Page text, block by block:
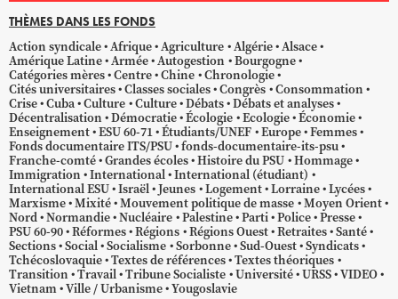
THÈMES DANS LES FONDS
Action syndicale Afrique Agriculture Algérie Alsace
Amérique Latine Armée Autogestion
Bourgogne
Catégories mères Centre Chine Chronologie
Cités universitaires Classes sociales Congrès Consommation
Crise Cuba Culture Culture Débats Débats et analyses
Décentralisation Démocratie Écologie Ecologie Économie
Enseignement ESU 60-71 Étudiants/UNEF Europe Femmes
Fonds documentaire ITS/PSU fonds-documentaire-its-psu
Franche-comté Grandes écoles Histoire du PSU Hommage
Immigration International International (étudiant)
International ESU Israël Jeunes Logement Lorraine Lycées
Marxisme Mixité Mouvement politique de masse Moyen Orient
Nord Normandie Nucléaire Palestine Parti Police Presse
PSU 60-90 Réformes Régions Régions Ouest Retraites Santé
Sections Social Socialisme Sorbonne Sud-Ouest Syndicats
Tchécoslovaquie Textes de références Textes théoriques
Transition Travail Tribune Socialiste Université URSS VIDEO
Vietnam Ville / Urbanisme Yougoslavie